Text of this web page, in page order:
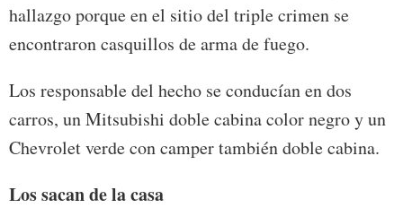
hallazgo porque en el sitio del triple crimen se
encontraron casquillos de arma de fuego.
Los responsable del hecho se conducían en dos
carros, un Mitsubishi doble cabina color negro y un
Chevrolet verde con camper también doble cabina.
Los sacan de la casa